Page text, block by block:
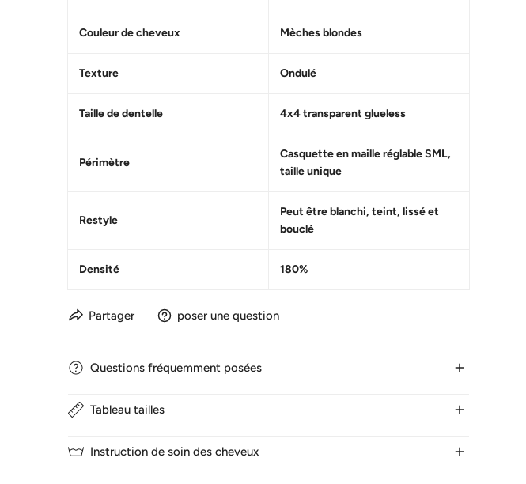
Couleur de cheveux Mèches blondes
Texture Ondulé
Taille de dentelle 4x4 transparent glueless
Périmètre
Casquette en maille réglable SML,
taille unique
Restyle
Peut être blanchi, teint, lissé et
bouclé
Densité 180%
Partager poser une question
Questions fréquemment posées
1. Combien de temps dure la livraison ?
Il faut 3-5 jours pour la France. 5-7 jours vers d'autres pays.
Tableau tailles
1.TAILLE DU BOUCHON WIG
Instruction de soin des cheveux